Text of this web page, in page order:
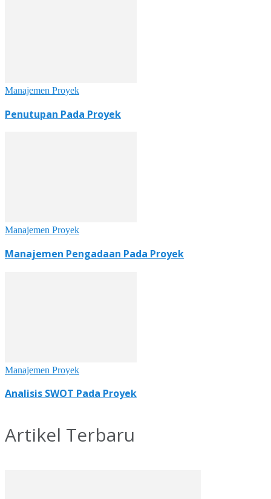
Manajemen Proyek
Penutupan Pada Proyek
Manajemen Proyek
Manajemen Pengadaan Pada Proyek
Manajemen Proyek
Analisis SWOT Pada Proyek
Artikel Terbaru